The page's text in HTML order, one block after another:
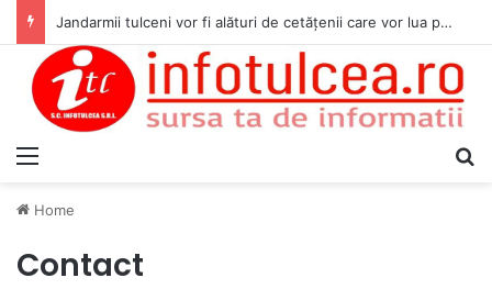
Jandarmii tulceni vor fi alături de cetățenii care vor lua parte la Festivalul Folk Țestos
Home
Contact